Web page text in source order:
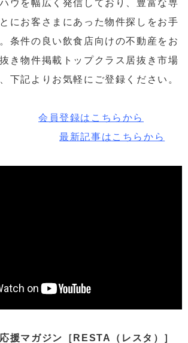
ウを幅広く発信しており、豊富な専
にお客さまにあった物件探しをお手
条件の良い飲食店向けの不動産をお
き物件掲載トップクラス居抜き市場
下記よりお気軽にご登録ください。
会員登録はこちらから
最新記事はこちらから
援マガジン［RESTA（レスタ）］